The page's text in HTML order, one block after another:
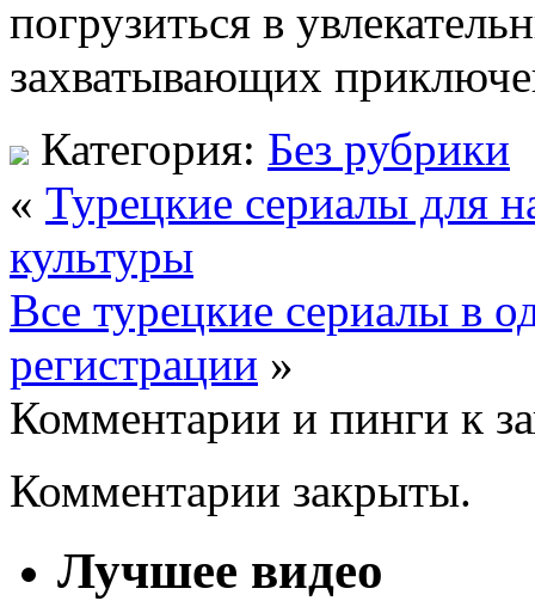
погрузиться в
захватывающих
Категория: Без рубрики
« Турецкие сериалы для
культуры
Все турецкие сериалы в
регистрации »
Комментарии и пинги к
Комментарии закрыты.
Лучшее видео